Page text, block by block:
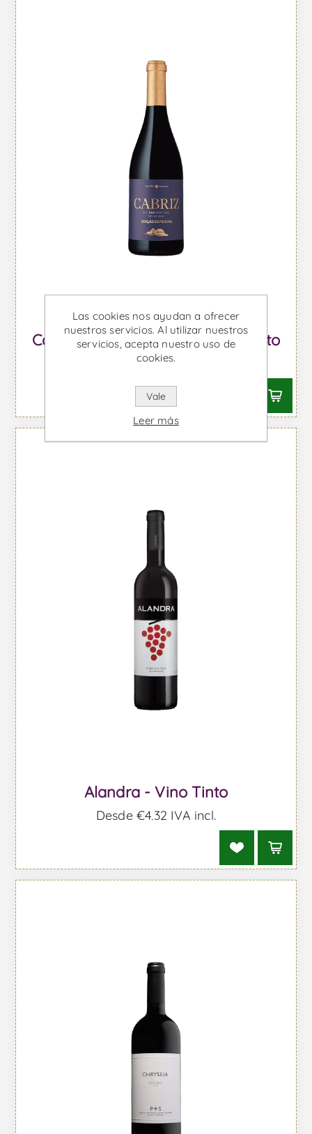
Cabriz Edição Especial - Vino Tinto
Desde €18,79 IVA incl.
Alandra - Vino Tinto
Desde €4,32 IVA incl.
Las cookies nos ayudan a ofrecer
nuestros servicios. Al utilizar nuestros
servicios, acepta nuestro uso de
cookies.
Vale
Leer más